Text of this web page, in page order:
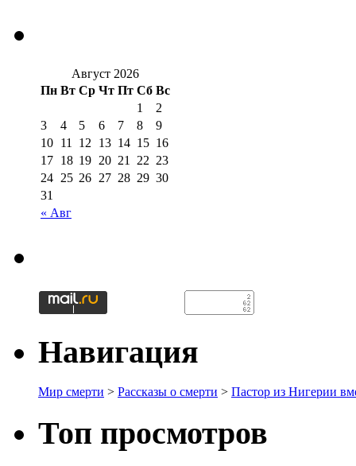
Август 2026
Пн Вт Ср Чт Пт Сб Вс
« Авг
1
2
3
4 5 6 7 8
9
10 11 12 13 14 15 16
17 18 19 20 21 22 23
24 25 26 27 28 29 30
31
Навигация
Мир смерти > Рассказы о смерти > Пастор из Нигерии
Топ просмотров